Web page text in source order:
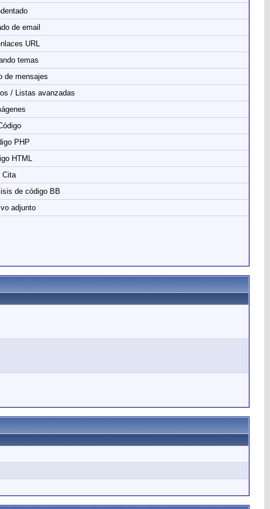
de email
URL
temas
de mensajes
/ Listas avanzadas
PHP
HTML
Cita
de código BB
adjunto